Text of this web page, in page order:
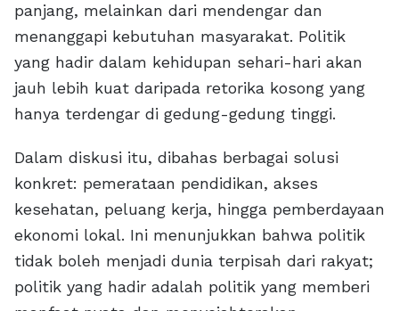
panjang, melainkan dari mendengar dan
menanggapi kebutuhan masyarakat. Politik
yang hadir dalam kehidupan sehari-hari akan
jauh lebih kuat daripada retorika kosong yang
hanya terdengar di gedung-gedung tinggi.
Dalam diskusi itu, dibahas berbagai solusi
konkret: pemerataan pendidikan, akses
kesehatan, peluang kerja, hingga pemberdayaan
ekonomi lokal. Ini menunjukkan bahwa politik
tidak boleh menjadi dunia terpisah dari rakyat;
politik yang hadir adalah politik yang memberi